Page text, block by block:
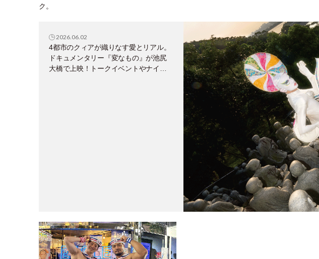
ク。
2026.06.02
4都市のクィアが織りなす愛とリアル。
ドキュメンタリー『変なもの』が池尻
大橋で上映！トークイベントやナイト